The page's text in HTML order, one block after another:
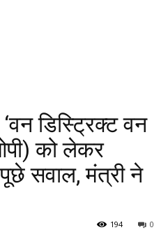
डिस्ट्रिक्ट वन
को लेकर
सवाल, मंत्री ने
0
194